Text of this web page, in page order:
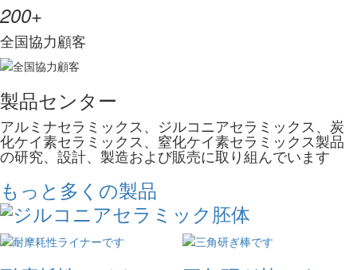
200+
全国協力顧客
製品センター
アルミナセラミックス、ジルコニアセラミックス、炭
化ケイ素セラミックス、窒化ケイ素セラミックス製品
の研究、設計、製造および販売に取り組んでいます
もっと多くの製品